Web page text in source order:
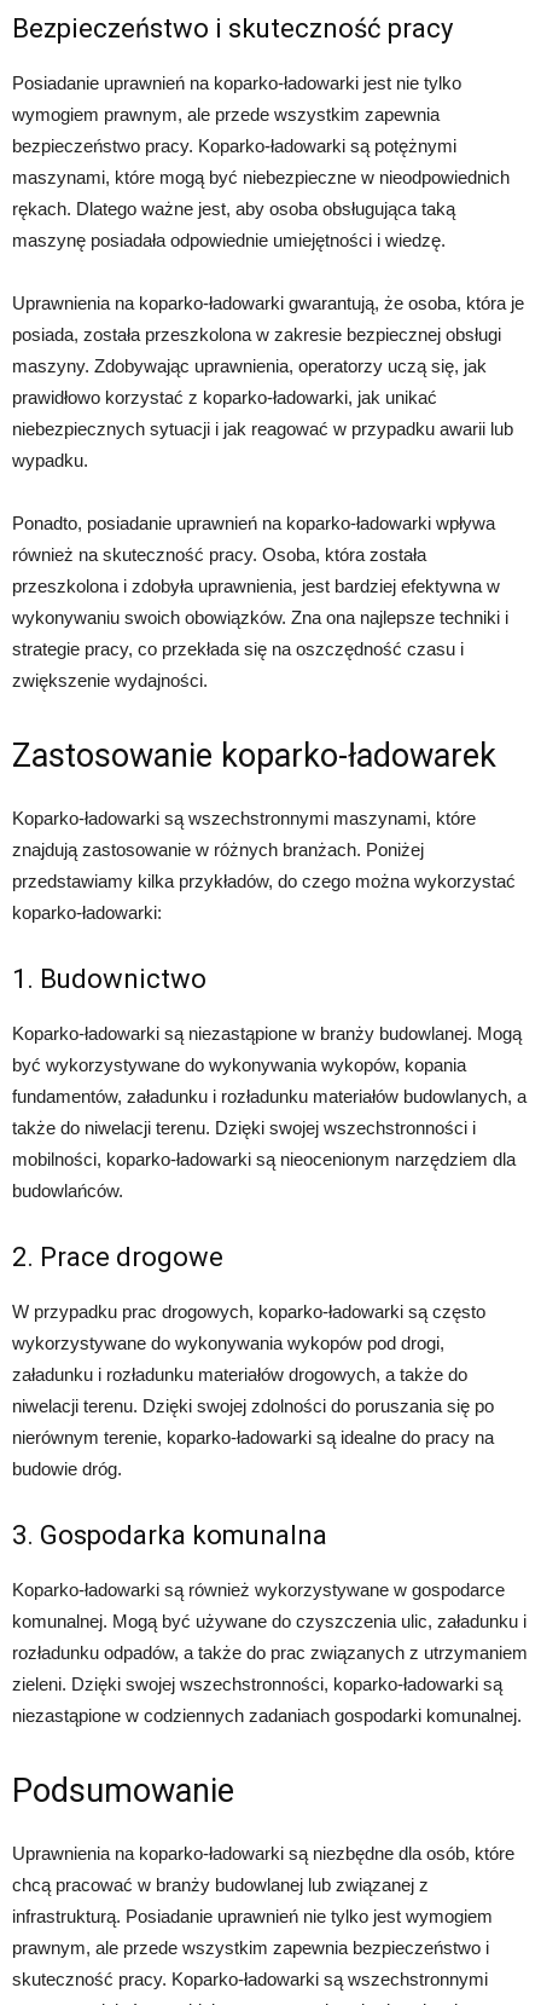
Bezpieczeństwo i skuteczność pracy
Posiadanie uprawnień na koparko-ładowarki jest nie tylko
wymogiem prawnym, ale przede wszystkim zapewnia
bezpieczeństwo pracy. Koparko-ładowarki są potężnymi
maszynami, które mogą być niebezpieczne w nieodpowiednich
rękach. Dlatego ważne jest, aby osoba obsługująca taką
maszynę posiadała odpowiednie umiejętności i wiedzę.
Uprawnienia na koparko-ładowarki gwarantują, że osoba, która je
posiada, została przeszkolona w zakresie bezpiecznej obsługi
maszyny. Zdobywając uprawnienia, operatorzy uczą się, jak
prawidłowo korzystać z koparko-ładowarki, jak unikać
niebezpiecznych sytuacji i jak reagować w przypadku awarii lub
wypadku.
Ponadto, posiadanie uprawnień na koparko-ładowarki wpływa
również na skuteczność pracy. Osoba, która została
przeszkolona i zdobyła uprawnienia, jest bardziej efektywna w
wykonywaniu swoich obowiązków. Zna ona najlepsze techniki i
strategie pracy, co przekłada się na oszczędność czasu i
zwiększenie wydajności.
Zastosowanie koparko-ładowarek
Koparko-ładowarki są wszechstronnymi maszynami, które
znajdują zastosowanie w różnych branżach. Poniżej
przedstawiamy kilka przykładów, do czego można wykorzystać
koparko-ładowarki:
1. Budownictwo
Koparko-ładowarki są niezastąpione w branży budowlanej. Mogą
być wykorzystywane do wykonywania wykopów, kopania
fundamentów, załadunku i rozładunku materiałów budowlanych, a
także do niwelacji terenu. Dzięki swojej wszechstronności i
mobilności, koparko-ładowarki są nieocenionym narzędziem dla
budowlańców.
2. Prace drogowe
W przypadku prac drogowych, koparko-ładowarki są często
wykorzystywane do wykonywania wykopów pod drogi,
załadunku i rozładunku materiałów drogowych, a także do
niwelacji terenu. Dzięki swojej zdolności do poruszania się po
nierównym terenie, koparko-ładowarki są idealne do pracy na
budowie dróg.
3. Gospodarka komunalna
Koparko-ładowarki są również wykorzystywane w gospodarce
komunalnej. Mogą być używane do czyszczenia ulic, załadunku i
rozładunku odpadów, a także do prac związanych z utrzymaniem
zieleni. Dzięki swojej wszechstronności, koparko-ładowarki są
niezastąpione w codziennych zadaniach gospodarki komunalnej.
Podsumowanie
Uprawnienia na koparko-ładowarki są niezbędne dla osób, które
chcą pracować w branży budowlanej lub związanej z
infrastrukturą. Posiadanie uprawnień nie tylko jest wymogiem
prawnym, ale przede wszystkim zapewnia bezpieczeństwo i
skuteczność pracy. Koparko-ładowarki są wszechstronnymi